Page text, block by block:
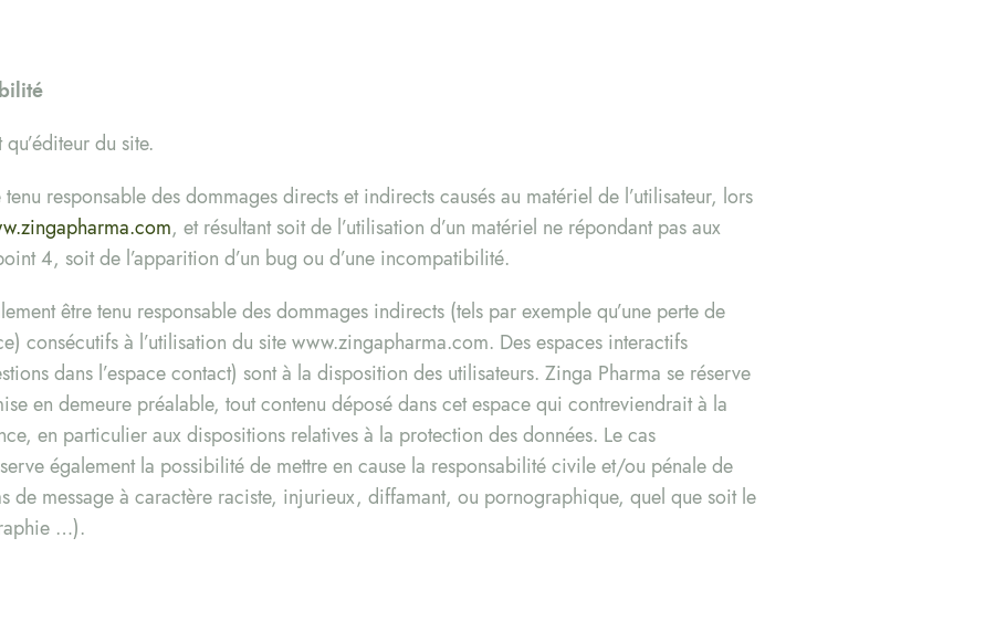
du site.
responsable des dommages directs et indirects causés au matériel de l’utilisateur, lors
, et résultant soit de l’utilisation d’un matériel ne répondant pas aux
4, soit de l’apparition d’un bug ou d’une incompatibilité.
être tenu responsable des dommages indirects (tels par exemple qu’une perte de
consécutifs à l’utilisation du site www.zingapharma.com. Des espaces interactifs
dans l’espace contact) sont à la disposition des utilisateurs. Zinga Pharma se réserve
en demeure préalable, tout contenu déposé dans cet espace qui contreviendrait à la
en particulier aux dispositions relatives à la protection des données. Le cas
également la possibilité de mettre en cause la responsabilité civile et/ou pénale de
de message à caractère raciste, injurieux, diffamant, ou pornographique, quel que soit le
…).